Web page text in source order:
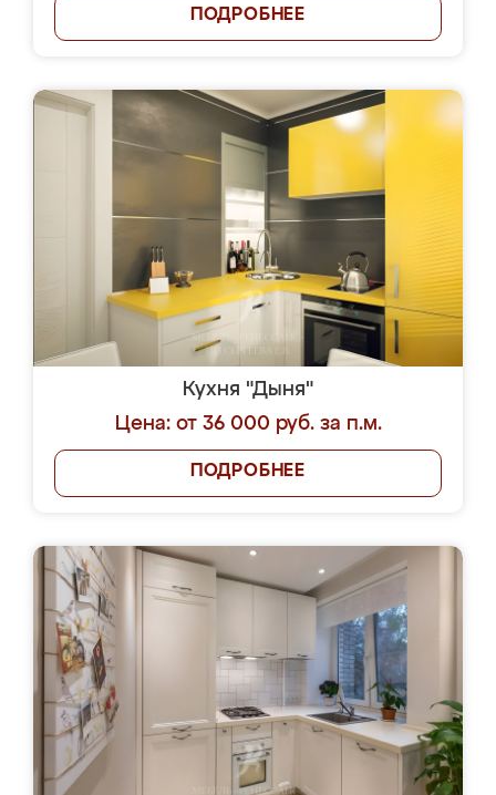
ПОДРОБНЕЕ
Кухня "Дыня"
Цена: от 36 000 руб. за п.м.
ПОДРОБНЕЕ